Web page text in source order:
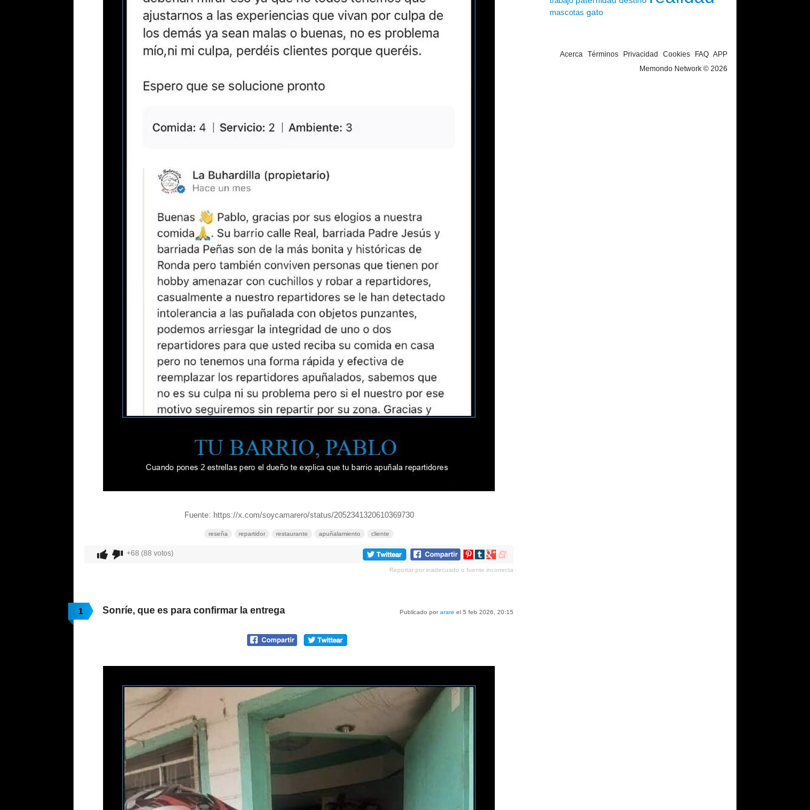
Fuente: https://x.com/soycamarero/status/2052341320610369730
reseña repartidor restaurante apuñalamiento cliente
+68 (88 votos)
Compartir
Pinterest
Compartir
tumblr
Compartir
Google+
Compartir
meneame
Reportar por inadecuado o fuente incorrecta
1 Publicado porarare el 5 feb 2026, 20:15
Sonríe, que es para confirmar la entrega
mascotas gato
Acerca Términos Privacidad Cookies FAQ APP
Memondo Network © 2026